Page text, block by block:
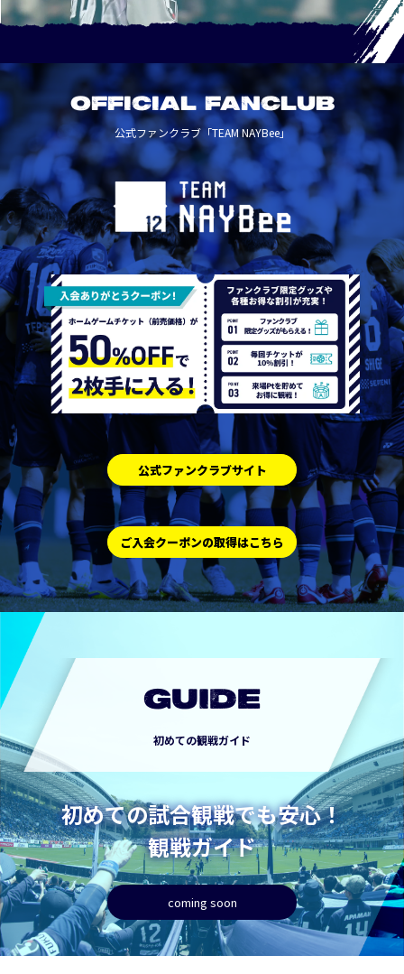
OFFICIAL FANCLUB
公式ファンクラブ「TEAM NAYBee」
公式ファンクラブサイト
ご入会クーポンの取得はこちら
GUIDE
初めての観戦ガイド
初めての試合観戦でも安心！
観戦ガイド
coming soon